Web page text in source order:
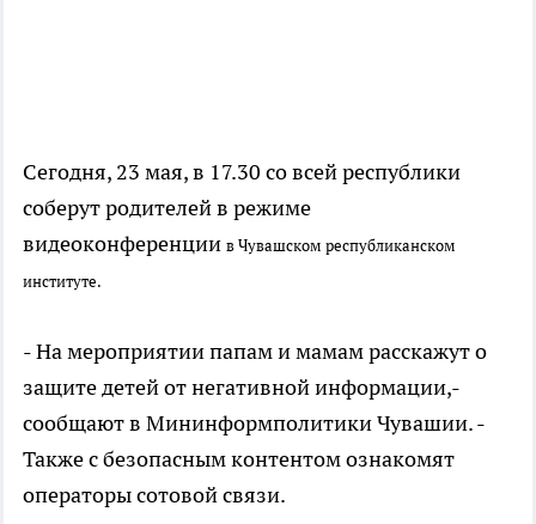
Сегодня, 23 мая, в 17.30 со всей республики
соберут родителей в режиме
видеоконференции в Чувашском республиканском
институте.
- На мероприятии папам и мамам расскажут о
защите детей от негативной информации,-
сообщают в Мининформполитики Чувашии. -
Также с безопасным контентом ознакомят
операторы сотовой связи.